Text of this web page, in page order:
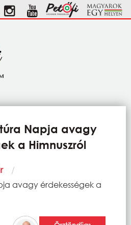
Napja avagy
a Himnuszról
avagy érdekességek a